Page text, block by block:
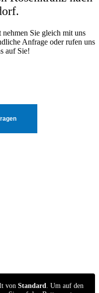
Sie gleich mit uns
Anfrage oder rufen uns
auf Sie!
von Standard. Um auf den